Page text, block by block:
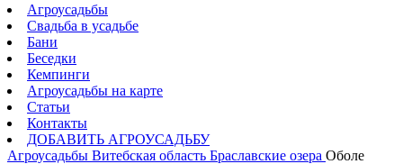
Агроусадьбы
Свадьба в усадьбе
Бани
Беседки
Кемпинги
Агроусадьбы на карте
Статьи
Контакты
ДОБАВИТЬ АГРОУСАДЬБУ
Агроусадьбы Витебская область Браславские озера Оболе